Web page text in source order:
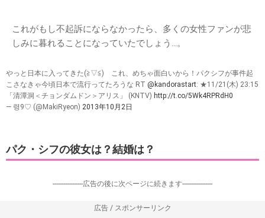
これがもし不起訴にならなかったら、多くの女性ファンが悲
しみに暮れることになっていたでしょう…。
やっと日本に入ってきた(≧▽≦)ゞこれ、めちゃ面白いから！パクシフが事件起
こさなきゃ今頃日本で流行ってたろうな RT @kandorastart: ★11/21(木) 23:15
「清潭洞＜チョンダムドン＞アリス」 (KNTV) http://t.co/5Wk4RPRdH0
— 령9♡ (@MakiRyeon) 2013年10月2日
パク・シフの彼女は？結婚は？
-----------------広告の後に次ページに続きます-----------------
広告 / スポンサーリンク